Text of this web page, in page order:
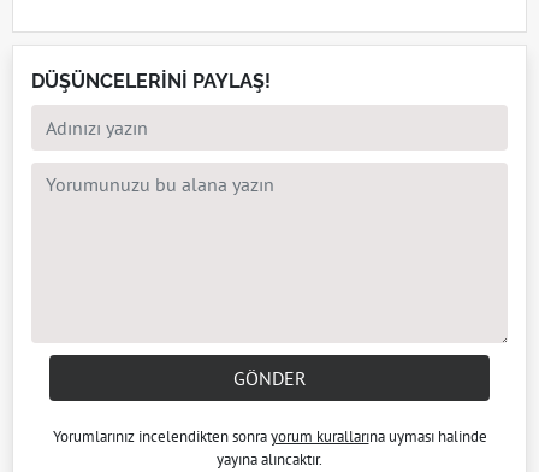
DÜŞÜNCELERİNİ PAYLAŞ!
GÖNDER
Yorumlarınız incelendikten sonrayorum kurallarına uyması halinde
yayına alıncaktır.